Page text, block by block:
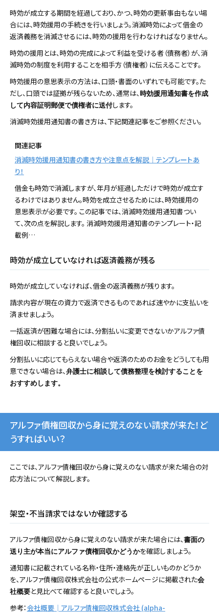
時効が成立する期間を経過しており、かつ、時効の更新事由もない場
合には、時効援用の手続きを行いましょう。消滅時効によって借金の
返済義務を消滅させるには、時効の援用を行わなければなりません。
時効の援用とは、時効の完成によって利益を受ける者（債務者）が、消
滅時効の制度を利用することを相手方（債権者）に伝えることです。
時効援用の意思表示の方法は、口頭・書面のいずれでも可能です。た
だし、口頭では証拠が残らないため、通常は、 時効援用通知書を作成
して内容証明郵便で債権者に送付します。
消滅時効援用通知書の書き方は、下記関連記事をご参照ください。
関連記事
消滅時効援用通知書の書き方や注意点を解説｜テンプレートあ
り！
借金も時効で消滅しますが、年月が経過しただけで時効が成立す
るわけではありません。時効を成立させるためには、時効援用の
意思表示が必要です。 この記事では、消滅時効援用通知書つい
て、次の点を解説します。 消滅時効援用通知書のテンプレート・記
載例…
時効が成立していなければ返済義務が残る
時効が成立していなければ、借金の返済義務が残ります。
請求内容が現在の資力で返済できるものであれば速やかに支払いを
済ませましょう。
一括返済が困難な場合には、分割払いに変更できないかアルファ債
権回収に相談すると良いでしょう。
分割払いに応じてもらえない場合や返済のためのお金をどうしても用
意できない場合は、弁護士に相談して債務整理を検討することを
おすすめします。
アルファ債権回収から身に覚えのない請求が来た！ど
うすればいい？
ここでは、アルファ債権回収から身に覚えのない請求が来た場合の対
応方法について解説します。
架空・不当請求ではないか確認する
アルファ債権回収から身に覚えのない請求が来た場合には、書面の
送り主が本当にアルファ債権回収かどうかを確認しましょう。
通知書に記載されている名称・住所・連絡先が正しいものかどうか
を、アルファ債権回収株式会社の公式ホームページに掲載された会
社概要と見比べて確認すると良いでしょう。
参考：会社概要│アルファ債権回収株式会社 (alpha-